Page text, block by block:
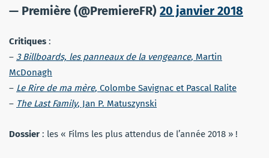
— Première (@PremiereFR) 20 janvier 2018
Critiques :
– 3 Billboards, les panneaux de la vengeance, Martin
McDonagh
– Le Rire de ma mère, Colombe Savignac et Pascal Ralite
– The Last Family, Jan P. Matuszynski
Dossier : les « Films les plus attendus de l’année 2018 » !